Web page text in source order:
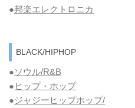
●邦楽エレクトロニカ
BLACK/HIPHOP
●ソウル/R&B
● ヒップ・ホップ
●ジャジーヒップホップ/